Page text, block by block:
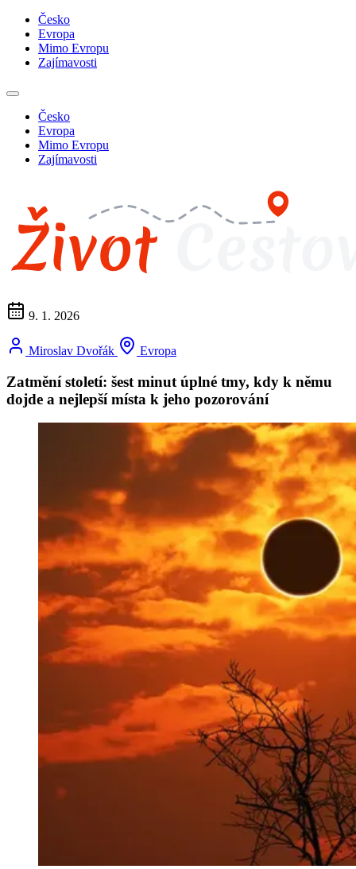
Česko
Evropa
Mimo Evropu
Zajímavosti
Česko
Evropa
Mimo Evropu
Zajímavosti
9. 1. 2026
Miroslav Dvořák Evropa
Zatmění století: šest minut úplné tmy, kdy k němu
dojde a nejlepší místa k jeho pozorování